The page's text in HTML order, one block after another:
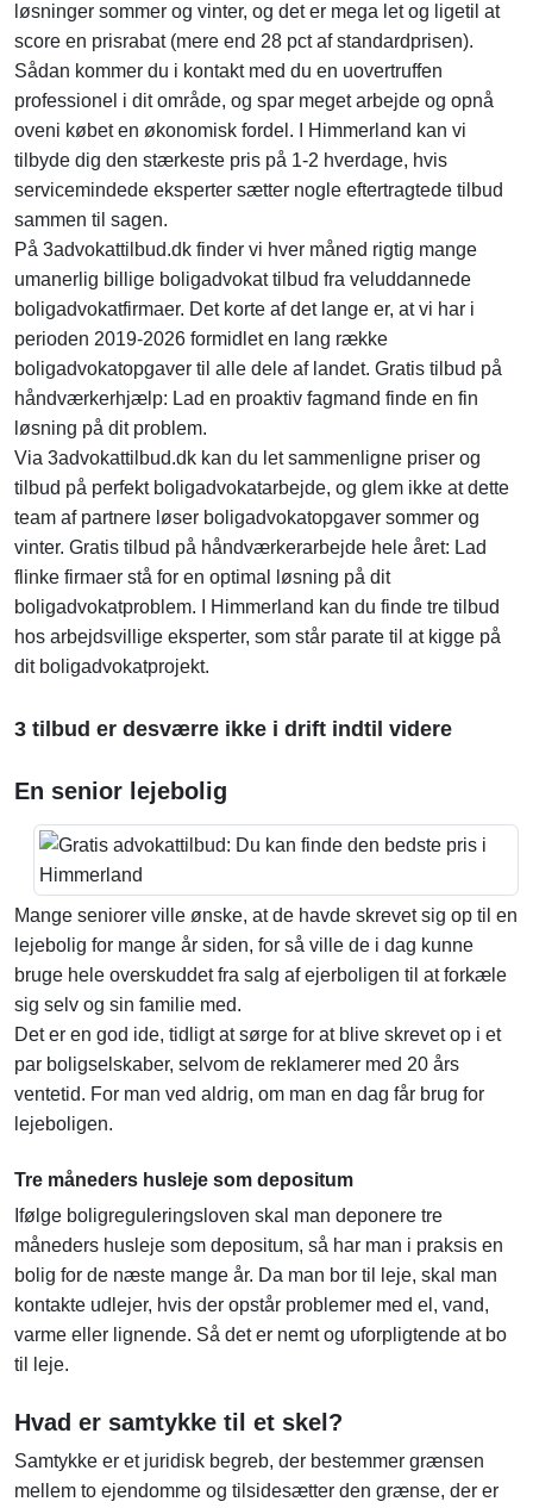
løsninger sommer og vinter, og det er mega let og ligetil at
score en prisrabat (mere end 28 pct af standardprisen).
Sådan kommer du i kontakt med du en uovertruffen
professionel i dit område, og spar meget arbejde og opnå
oveni købet en økonomisk fordel. I Himmerland kan vi
tilbyde dig den stærkeste pris på 1-2 hverdage, hvis
servicemindede eksperter sætter nogle eftertragtede tilbud
sammen til sagen.
På 3advokattilbud.dk finder vi hver måned rigtig mange
umanerlig billige boligadvokat tilbud fra veluddannede
boligadvokatfirmaer. Det korte af det lange er, at vi har i
perioden 2019-2026 formidlet en lang række
boligadvokatopgaver til alle dele af landet. Gratis tilbud på
håndværkerhjælp: Lad en proaktiv fagmand finde en fin
løsning på dit problem.
Via 3advokattilbud.dk kan du let sammenligne priser og
tilbud på perfekt boligadvokatarbejde, og glem ikke at dette
team af partnere løser boligadvokatopgaver sommer og
vinter. Gratis tilbud på håndværkerarbejde hele året: Lad
flinke firmaer stå for en optimal løsning på dit
boligadvokatproblem. I Himmerland kan du finde tre tilbud
hos arbejdsvillige eksperter, som står parate til at kigge på
dit boligadvokatprojekt.
3 tilbud er desværre ikke i drift indtil videre
En senior lejebolig
Mange seniorer ville ønske, at de havde skrevet sig op til en
lejebolig for mange år siden, for så ville de i dag kunne
bruge hele overskuddet fra salg af ejerboligen til at forkæle
sig selv og sin familie med.
Det er en god ide, tidligt at sørge for at blive skrevet op i et
par boligselskaber, selvom de reklamerer med 20 års
ventetid. For man ved aldrig, om man en dag får brug for
lejeboligen.
Tre måneders husleje som depositum
Ifølge boligreguleringsloven skal man deponere tre
måneders husleje som depositum, så har man i praksis en
bolig for de næste mange år. Da man bor til leje, skal man
kontakte udlejer, hvis der opstår problemer med el, vand,
varme eller lignende. Så det er nemt og uforpligtende at bo
til leje.
Hvad er samtykke til et skel?
Samtykke er et juridisk begreb, der bestemmer grænsen
mellem to ejendomme og tilsidesætter den grænse, der er